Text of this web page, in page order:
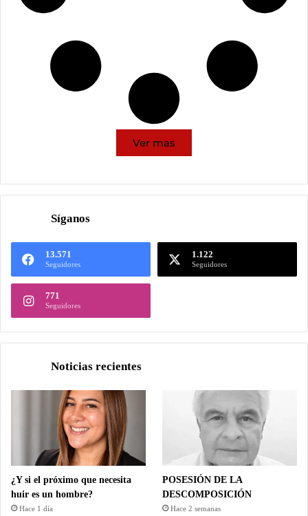
Ver mas
Síganos
13.571
Seguidores
1.122
Seguidores
771
Seguidores
Noticias recientes
¿Y si el próximo que necesita
huir es un hombre?
Hace 1 día
POSESIÓN DE LA
DESCOMPOSICIÓN
Hace 2 semanas